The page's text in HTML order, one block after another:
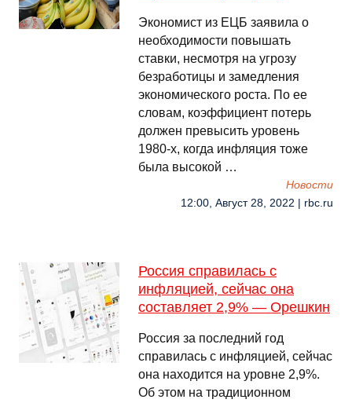
Экономист из ЕЦБ заявила о
необходимости повышать
ставки, несмотря на угрозу
безработицы и замедления
экономического роста. По ее
словам, коэффициент потерь
должен превысить уровень
1980-х, когда инфляция тоже
была высокой …
Новости
12:00, Август 28, 2022 | rbc.ru
Россия справилась с
инфляцией, сейчас она
составляет 2,9% — Орешкин
Россия за последний год
справилась с инфляцией, сейчас
она находится на уровне 2,9%.
Об этом на традиционном